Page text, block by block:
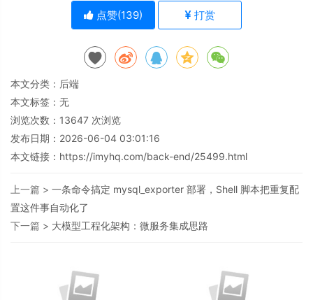
点赞(139) 打赏
本文分类： 后端
本文标签：无
浏览次数： 13647 次浏览
发布日期：2026-06-04 03:01:16
本文链接： https://imyhq.com/back-end/25499.html
上一篇 > 一条命令搞定 mysql_exporter 部署，Shell 脚本把重复配
置这件事自动化了
下一篇 > 大模型工程化架构：微服务集成思路